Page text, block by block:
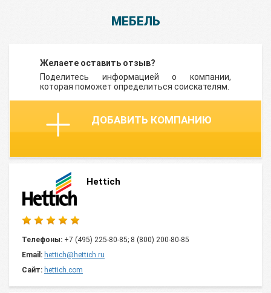
МЕБЕЛЬ
Желаете оставить отзыв?
Поделитесь информацией о компании,
которая поможет определиться соискателям.
ДОБАВИТЬ КОМПАНИЮ
Hettich
Телефоны: +7 (495) 225-80-85; 8 (800) 200-80-85
Email: hettich@hettich.ru
Сайт: hettich.com